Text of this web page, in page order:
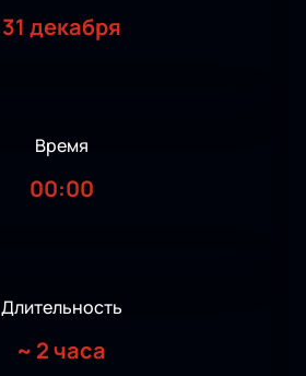
31 декабря
Время
00:00
Длительность
~ 2 часа